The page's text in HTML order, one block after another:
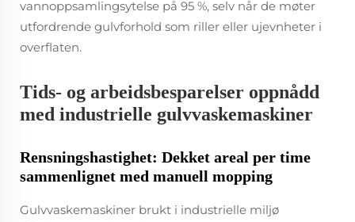
vannoppsamlingsytelse på 95 %, selv når de møter
utfordrende gulvforhold som riller eller ujevnheter i
overflaten.
Tids- og arbeidsbesparelser oppnådd
med industrielle gulvvaskemaskiner
Rensningshastighet: Dekket areal per time
sammenlignet med manuell mopping
Gulvvaskemaskiner brukt i industrielle miljø